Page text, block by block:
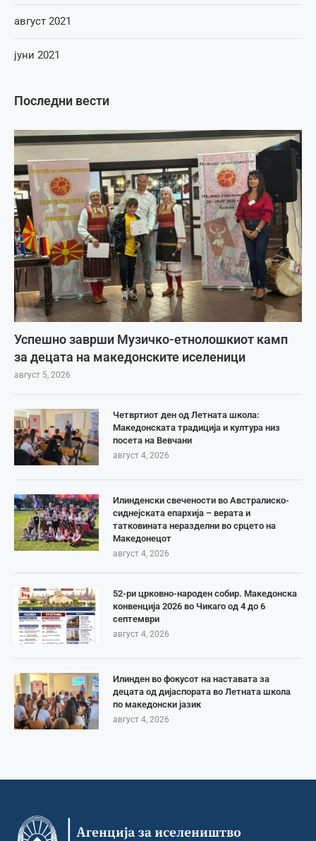
Последни вести
Успешно заврши Музичко-етнолошкиот камп
за децата на македонските иселеници
август 5, 2026
Четвртиот ден од Летната школа:
Македонската традиција и култура низ
посета на Вевчани
август 4, 2026
Илинденски свечености во Австралиско-
сиднејската епархија – верата и
татковината неразделни во срцето на
Македонецот
август 4, 2026
52-ри црковно-народен собир. Македонска
конвенција 2026 во Чикаго од 4 до 6
септември
август 4, 2026
Илинден во фокусот на наставата за
децата од дијаспората во Летната школа
по македонски јазик
август 4, 2026
август 2021
јуни 2021